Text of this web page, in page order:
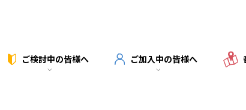
ご検討中の皆様へ ご加入中の皆様へ